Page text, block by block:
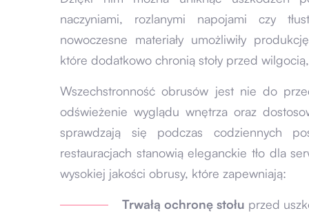
naczyniami, rozlanymi napojami czy
nowoczesne materiały umożliwiły
które dodatkowo chronią stoły przed
Wszechstronność obrusów jest nie do
odświeżenie wyglądu wnętrza oraz
sprawdzają się podczas codziennych
restauracjach stanowią eleganckie tło dla
wysokiej jakości obrusy, które zapewniają:
Trwałą ochronę stołu przed